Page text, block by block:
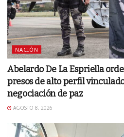
NACIÓN
Abelardo De La Espriella
presos de alto perfil
negociación de paz
AGOSTO 8, 2026